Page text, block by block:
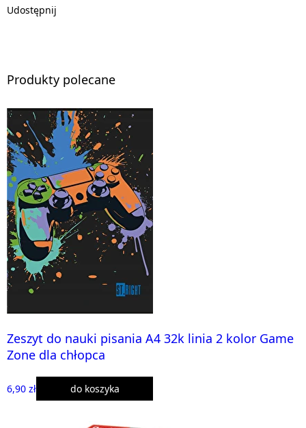
Udostępnij
Produkty polecane
Zeszyt do nauki pisania A4 32k linia 2 kolor Game
Zone dla chłopca
6,90 zł do koszyka